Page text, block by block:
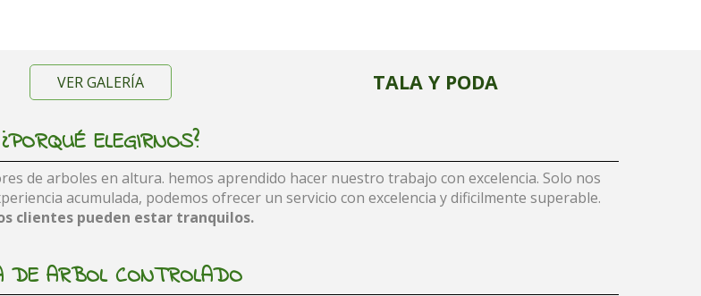
TALA Y PODA
VER GALERÍA
¿PORQUÉ ELEGIRNOS?
de arboles en altura. hemos aprendido hacer nuestro trabajo con excelencia. Solo nos
acumulada, podemos ofrecer un servicio con excelencia y dificilmente superable.
clientes pueden estar tranquilos.
DE ARBOL CONTROLADO